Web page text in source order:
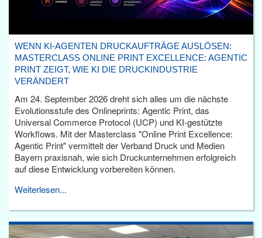
WENN KI-AGENTEN DRUCKAUFTRÄGE AUSLÖSEN:
MASTERCLASS ONLINE PRINT EXCELLENCE: AGENTIC
PRINT ZEIGT, WIE KI DIE DRUCKINDUSTRIE
VERÄNDERT
Am 24. September 2026 dreht sich alles um die nächste
Evolutionsstufe des Onlineprints: Agentic Print, das
Universal Commerce Protocol (UCP) und KI-gestützte
Workflows. Mit der Masterclass "Online Print Excellence:
Agentic Print" vermittelt der Verband Druck und Medien
Bayern praxisnah, wie sich Druckunternehmen erfolgreich
auf diese Entwicklung vorbereiten können.
Weiterlesen...